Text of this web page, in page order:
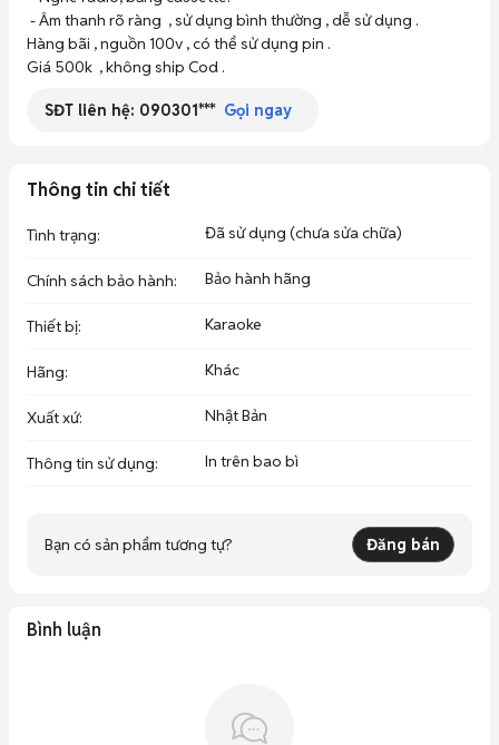
Hàng bãi , nguồn 100v , có thể sử dụng pin .
Giá 500k  , không ship Cod .
SĐT liên hệ: 090301*** Gọi ngay
Thông tin chi tiết
Tình trạng: Đã sử dụng (chưa sửa chữa)
Chính sách bảo hành: Bảo hành hãng
Thiết bị: Karaoke
Hãng: Khác
Xuất xứ: Nhật Bản
Thông tin sử dụng: In trên bao bì
Bạn có sản phẩm tương tự? Đăng bán
Bình luận